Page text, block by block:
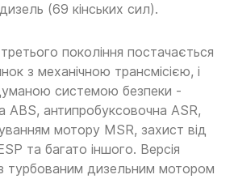
(69 кінських сил).
покоління постачається
з механічною трансмісією, і
системою безпеки -
ABS, антипробуксовочна ASR,
мотору MSR, захист від
та багато іншого. Версія
турбованим дизельним мотором